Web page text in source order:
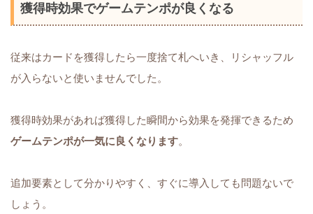
獲得時効果でゲームテンポが良くなる
従来はカードを獲得したら一度捨て札へいき、リシャッフル
が入らないと使いませんでした。
獲得時効果があれば獲得した瞬間から効果を発揮できるため
ゲームテンポが一気に良くなります。
追加要素として分かりやすく、すぐに導入しても問題ないで
しょう。